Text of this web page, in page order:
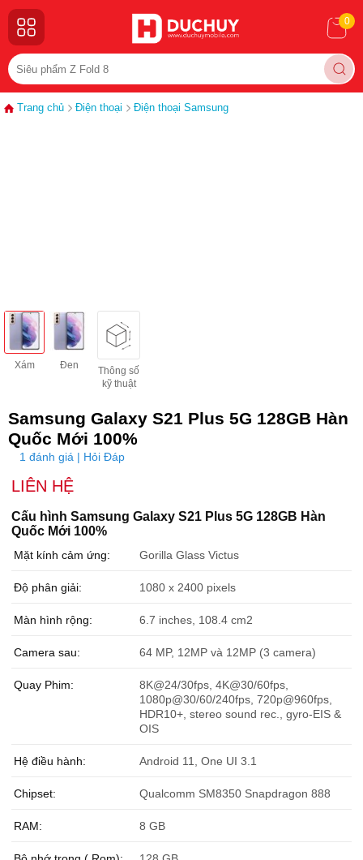
0
Trang chủ Điện thoại Điện thoại Samsung
Xám Đen
Thông số
kỹ thuật
Samsung Galaxy S21 Plus 5G 128GB Hàn
Quốc Mới 100%
1 đánh giá | Hỏi Đáp
LIÊN HỆ
Cấu hình Samsung Galaxy S21 Plus 5G 128GB Hàn
Quốc Mới 100%
Mặt kính cảm ứng: Gorilla Glass Victus
Độ phân giải: 1080 x 2400 pixels
Màn hình rộng: 6.7 inches, 108.4 cm2
Camera sau: 64 MP, 12MP và 12MP (3 camera)
Quay Phim:
8K@24/30fps, 4K@30/60fps,
1080p@30/60/240fps, 720p@960fps,
HDR10+, stereo sound rec., gyro-EIS &
OIS
Hệ điều hành: Android 11, One UI 3.1
Chipset: Qualcomm SM8350 Snapdragon 888
RAM: 8 GB